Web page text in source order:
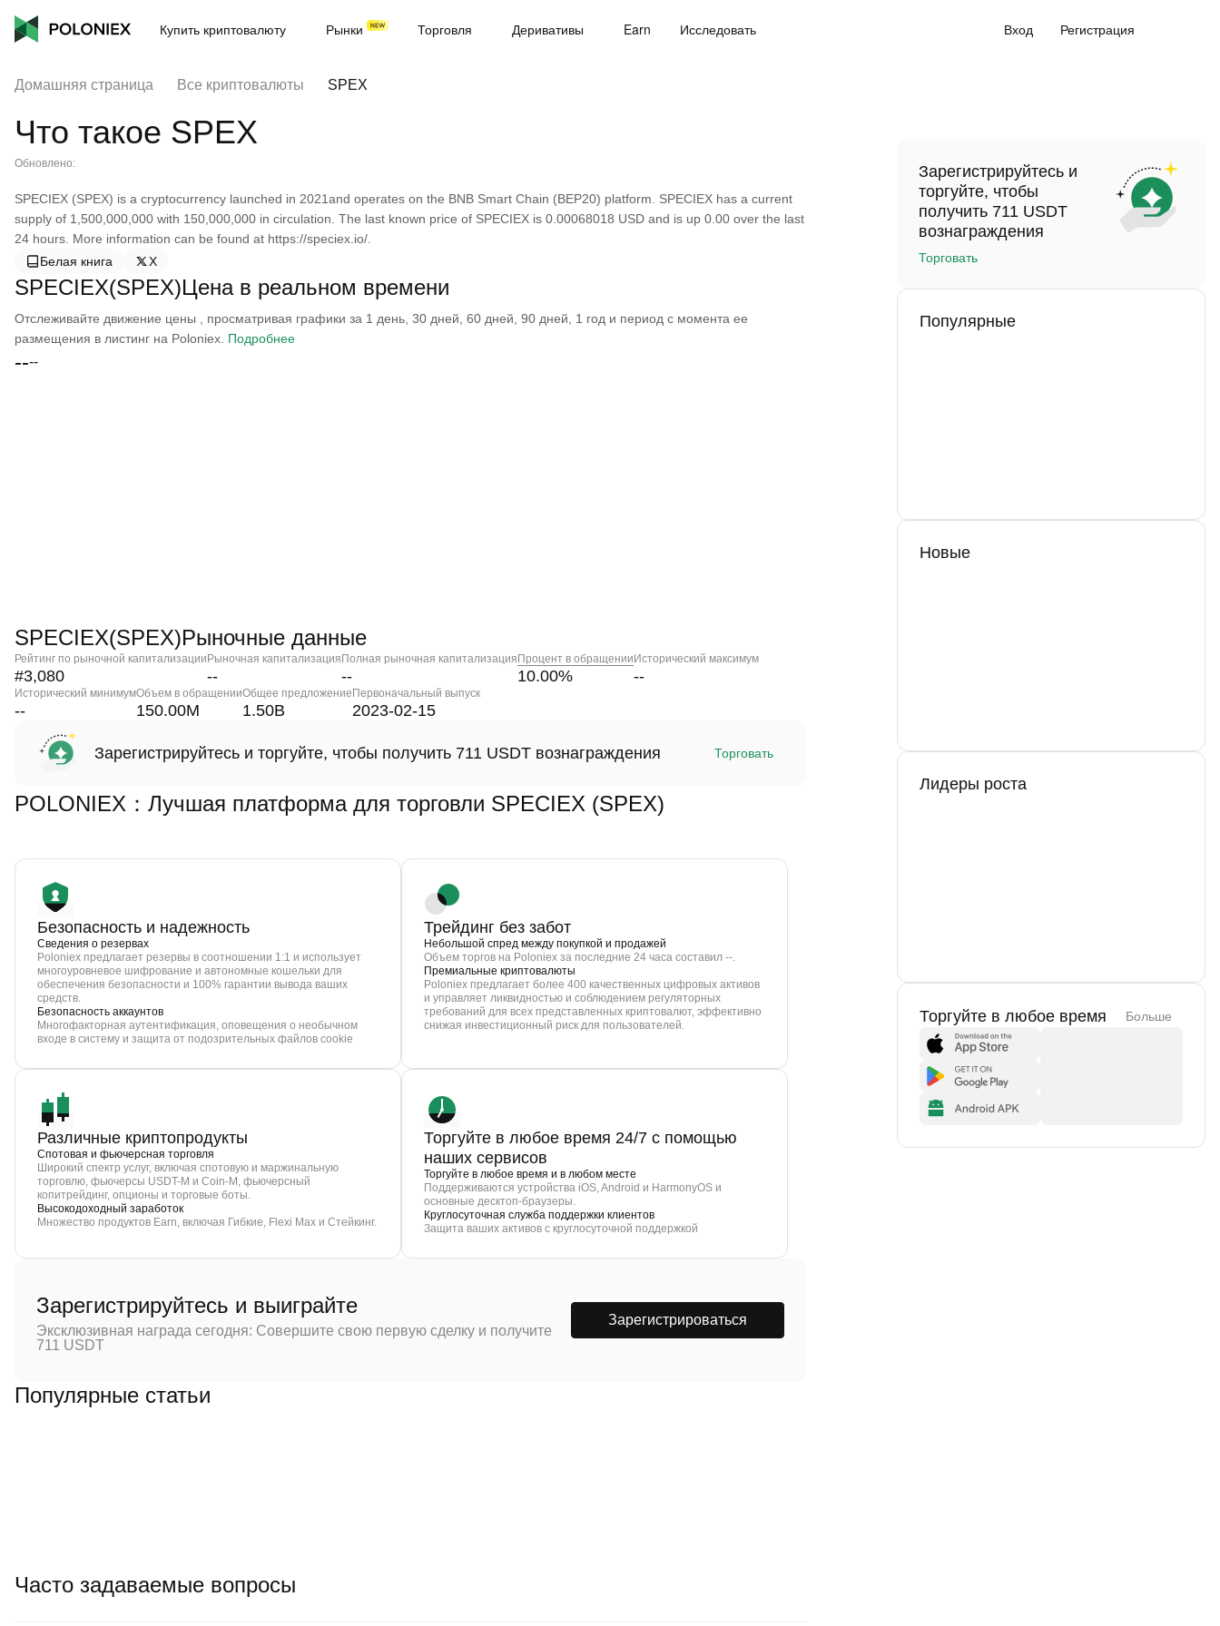
Купить криптовалюту Рынки Торговля Деривативы Earn Исследовать Вход Регистрация
Домашняя страница Все криптовалюты SPEX
Что такое SPEX
Обновлено:
SPECIEX (SPEX) is a cryptocurrency launched in 2021and operates on the BNB Smart Chain (BEP20) platform. SPECIEX has a current
supply of 1,500,000,000 with 150,000,000 in circulation. The last known price of SPECIEX is 0.00068018 USD and is up 0.00 over the last
24 hours. More information can be found at https://speciex.io/.
Белая книга
X
SPECIEX(SPEX)Цена в реальном времени
Отслеживайте движение цены , просматривая графики за 1 день, 30 дней, 60 дней, 90 дней, 1 год и период с момента ее
размещения в листинг на Poloniex. Подробнее
----
SPECIEX(SPEX)Рыночные данные
Рейтинг по рыночной капитализации
#3,080
Рыночная капитализация
--
Полная рыночная капитализация
--
Процент в обращении
10.00%
Исторический максимум
--
Исторический минимум
--
Объем в обращении
150.00M
Общее предложение
1.50B
Первоначальный выпуск
2023-02-15
Зарегистрируйтесь и торгуйте, чтобы получить 711 USDT вознаграждения Торговать
POLONIEX：Лучшая платформа для торговли SPECIEX (SPEX)
Безопасность и надежность
Сведения о резервах
Poloniex предлагает резервы в соотношении 1:1 и использует
многоуровневое шифрование и автономные кошельки для
обеспечения безопасности и 100% гарантии вывода ваших
средств.
Безопасность аккаунтов
Многофакторная аутентификация, оповещения о необычном
входе в систему и защита от подозрительных файлов cookie
Трейдинг без забот
Небольшой спред между покупкой и продажей
Объем торгов на Poloniex за последние 24 часа составил --.
Премиальные криптовалюты
Poloniex предлагает более 400 качественных цифровых активов
и управляет ликвидностью и соблюдением регуляторных
требований для всех представленных криптовалют, эффективно
снижая инвестиционный риск для пользователей.
Различные криптопродукты
Спотовая и фьючерсная торговля
Широкий спектр услуг, включая спотовую и маржинальную
торговлю, фьючерсы USDT-M и Coin-M, фьючерсный
копитрейдинг, опционы и торговые боты.
Высокодоходный заработок
Множество продуктов Earn, включая Гибкие, Flexi Max и Стейкинг.
Торгуйте в любое время 24/7 с помощью
наших сервисов
Торгуйте в любое время и в любом месте
Поддерживаются устройства iOS, Android и HarmonyOS и
основные десктоп-браузеры.
Круглосуточная служба поддержки клиентов
Защита ваших активов с круглосуточной поддержкой
Зарегистрируйтесь и выиграйте
Эксклюзивная награда сегодня: Совершите свою первую сделку и получите
711 USDT
Зарегистрироваться
Популярные статьи
Часто задаваемые вопросы
Зарегистрируйтесь и
торгуйте, чтобы
получить 711 USDT
вознаграждения
Торговать
Популярные
Новые
Лидеры роста
Торгуйте в любое время Больше